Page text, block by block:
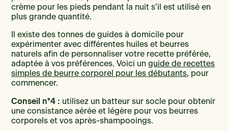
crème pour les pieds pendant la nuit s’il est utilisé en
plus grande quantité.
Il existe des tonnes de guides à domicile pour
expérimenter avec différentes huiles et beurres
naturels afin de personnaliser votre recette préférée,
adaptée à vos préférences. Voici unguide de recettes
simples de beurre corporel pour les débutants, pour
commencer.
Conseil n°4 : utilisez un batteur sur socle pour obtenir
une consistance aérée et légère pour vos beurres
corporels et vos après-shampooings.